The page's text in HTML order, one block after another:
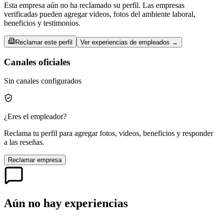
Esta empresa aún no ha reclamado su perfil. Las empresas
verificadas pueden agregar videos, fotos del ambiente laboral,
beneficios y testimonios.
Reclamar este perfil Ver experiencias de empleados →
Canales oficiales
Sin canales configurados
¿Eres el empleador?
Reclama tu perfil para agregar fotos, videos, beneficios y responder
a las reseñas.
Reclamar empresa
Aún no hay experiencias